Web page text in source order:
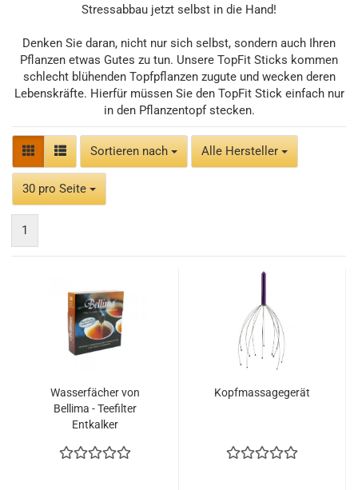
Stressabbau jetzt selbst in die Hand!
Denken Sie daran, nicht nur sich selbst, sondern auch Ihren
Pflanzen etwas Gutes zu tun. Unsere TopFit Sticks kommen
schlecht blühenden Topfpflanzen zugute und wecken deren
Lebenskräfte. Hierfür müssen Sie den TopFit Stick einfach nur
in den Pflanzentopf stecken.
Sortieren nach
Sortieren nach Alle Hersteller
30 pro Seite
pro Seite
1
Wasserfächer von
Bellima - Teefilter
Entkalker
Kopfmassagegerät